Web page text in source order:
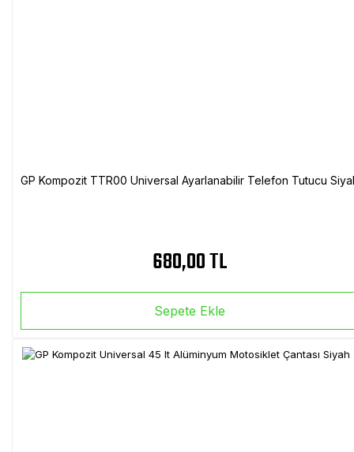
GP Kompozit TTR00 Universal Ayarlanabilir Telefon Tutucu
680,00 TL
Sepete Ekle